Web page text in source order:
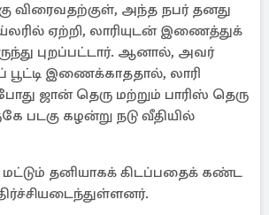
விரைவதற்குள், அந்த நபர் தனது
ஏற்றி, லாரியுடன் இணைத்துக்
புறப்பட்டார். ஆனால், அவர்
பூட்டி இணைக்காததால், லாரி
ஜான் தெரு மற்றும் பாரிஸ் தெரு
படகு கழன்று நடு வீதியில்
மட்டும் தனியாகக் கிடப்பதைக் கண்ட